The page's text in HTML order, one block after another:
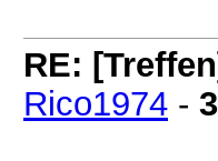
RE:
Rico1974 -